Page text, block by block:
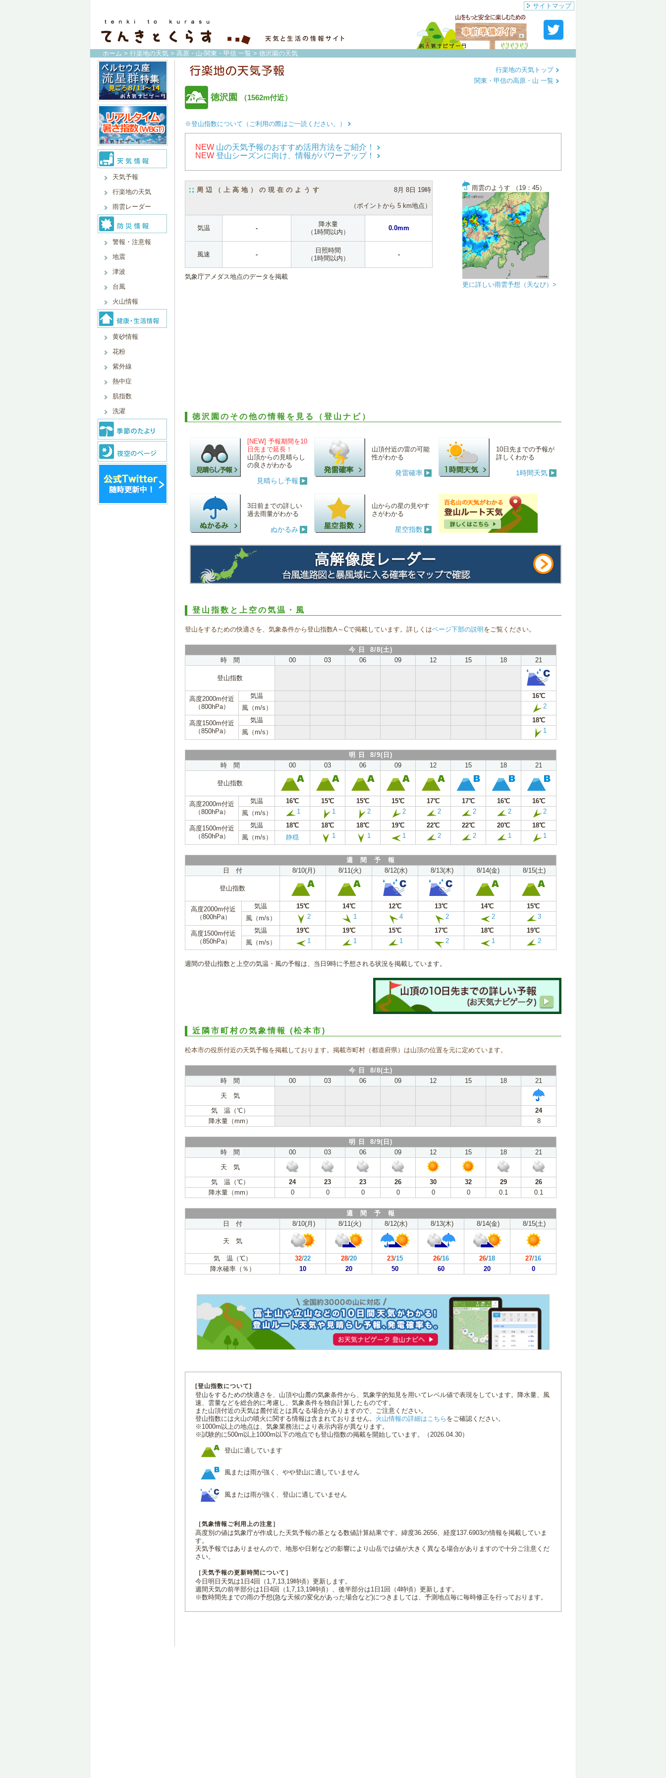
サイトマップ
ホーム > 行楽地の天気 > 高原・山-関東・甲信 一覧 > 徳沢園の天気
天気予報
行楽地の天気
雨雲レーダー
警報・注意報
地震
津波
台風
火山情報
黄砂情報
花粉
紫外線
熱中症
肌指数
洗濯
徳沢園 （1562m付近）
行楽地の天気トップ
関東・甲信の高原・山 一覧
※登山指数について（ご利用の際はご一読ください。）
NEW 山の天気予報のおすすめ活用方法をご紹介！
NEW 登山シーズンに向け、情報がパワーアップ！
周辺（上高地）の現在のようす 8月 8日 19時
（ポイントから 5 km地点）
気温 -
降水量
（1時間以内）
0.0mm
風速 -
日照時間
（1時間以内）
-
気象庁アメダス地点のデータを掲載
雨雲のようす （19：45）
更に詳しい雨雲予想（天なび）>
徳沢園のその他の情報を見る（登山ナビ）
[NEW] 予報期間を10
日先まで延長！
山頂からの見晴らし
の良さがわかる
見晴らし予報
山頂付近の雷の可能
性がわかる
発雷確率
10日先までの予報が
詳しくわかる
1時間天気
3日前までの詳しい
過去雨量がわかる
ぬかるみ
山からの星の見やす
さがわかる
星空指数
登山指数と上空の気温・風
登山をするための快適さを、気象条件から登山指数A～Cで掲載しています。詳しくはページ下部の説明 をご覧ください。
今 日 8/8(土)
時 間
00 03 06 09 12 15 18 21
登山指数
高度2000m付近
（800hPa）
気温
16℃
風（m/s）
2
高度1500m付近
（850hPa）
気温
18℃
風（m/s）
1
明 日 8/9(日)
時 間
00 03 06 09 12 15 18 21
登山指数
高度2000m付近
（800hPa）
気温 16℃ 15℃ 15℃ 15℃ 17℃ 17℃ 16℃
16℃
風（m/s）
1 1 2 2 2 2 2 2
高度1500m付近
（850hPa）
気温 18℃ 18℃ 18℃ 19℃ 22℃ 22℃ 20℃
18℃
風（m/s）
静穏 1 1 1 2 2 1 1
週 間 予 報
日 付
8/10(月) 8/11(火) 8/12(水) 8/13(木) 8/14(金) 8/15(土)
登山指数
高度2000m付近
（800hPa）
気温 15℃ 14℃ 12℃ 13℃ 14℃
15℃
風（m/s）
2 1 4 2 2 3
高度1500m付近
（850hPa）
気温 19℃ 19℃ 15℃ 17℃ 18℃
19℃
風（m/s）
1 1 1 2 1 2
週間の登山指数と上空の気温・風の予報は、当日9時に予想される状況を掲載しています。
近隣市町村の気象情報 (松本市)
松本市の役所付近の天気予報を掲載しております。掲載市町村（都道府県）は山頂の位置を元に定めています。
今 日 8/8(土)
時 間
00 03 06 09 12 15 18
21
天 気
気 温（℃）
24
降水量（mm）
8
明 日 8/9(日)
時 間
00 03 06 09 12 15 18
21
天 気
気 温（℃）
24 23 23 26 30 32 29
26
降水量（mm）
0 0 0 0 0 0 0.1 0.1
週 間 予 報
日 付
8/10(月) 8/11(火) 8/12(水) 8/13(木) 8/14(金) 8/15(土)
天 気
気 温（℃） 32/22 28/20 23/15 26/16 26/18 27/16
降水確率（％）
10 20 50 60 20 0
[登山指数について]
登山をするための快適さを、山頂や山麓の気象条件から、気象学的知見を用いてレベル値で表現をしています。降水量、風
速、雲量などを総合的に考慮し、気象条件を独自計算したものです。
また山頂付近の天気は麓付近とは異なる場合がありますので、ご注意ください。
登山指数には火山の噴火に関する情報は含まれておりません。 火山情報の詳細はこちら をご確認ください。
※1000m以上の地点は、気象業務法により表示内容が異なります。
※試験的に500m以上1000m以下の地点でも登山指数の掲載を開始しています。（2026.04.30）
登山に適しています
風または雨が強く、やや登山に適していません
風または雨が強く、登山に適していません
［気象情報ご利用上の注意］
高度別の値は気象庁が作成した天気予報の基となる数値計算結果です。緯度36.2656、経度137.6903の情報を掲載していま
す。
天気予報ではありませんので、地形や日射などの影響により山岳では値が大きく異なる場合がありますので十分ご注意くだ
さい。
［天気予報の更新時間について］
今日明日天気は1日4回（1,7,13,19時頃）更新します。
週間天気の前半部分は1日4回（1,7,13,19時頃）、後半部分は1日1回（4時頃）更新します。
※数時間先までの雨の予想(急な天候の変化があった場合など)につきましては、予測地点毎に毎時修正を行っております。